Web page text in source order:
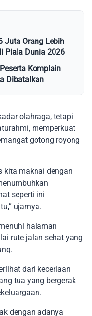
Juta Orang Lebih
Piala Dunia 2026
Komplain
Dibatalkan
olahraga, tetapi
memperkuat
gotong royong
kita maknai dengan
seperti ini
ujarnya.
halaman
rute jalan sehat yang
dari keceriaan
tua yang bergerak
dengan adanya